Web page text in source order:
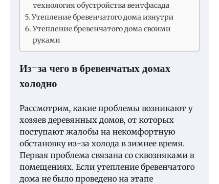
технология обустройства вентфасада
Утепление бревенчатого дома изнутри
Утепление бревенчатого дома своими
руками
Из-за чего в бревенчатых домах
холодно
Рассмотрим, какие проблемы возникают у
хозяев деревянных домов, от которых
поступают жалобы на некомфортную
обстановку из-за холода в зимнее время.
Первая проблема связана со сквозняками в
помещениях. Если утепление бревенчатого
дома не было проведено на этапе